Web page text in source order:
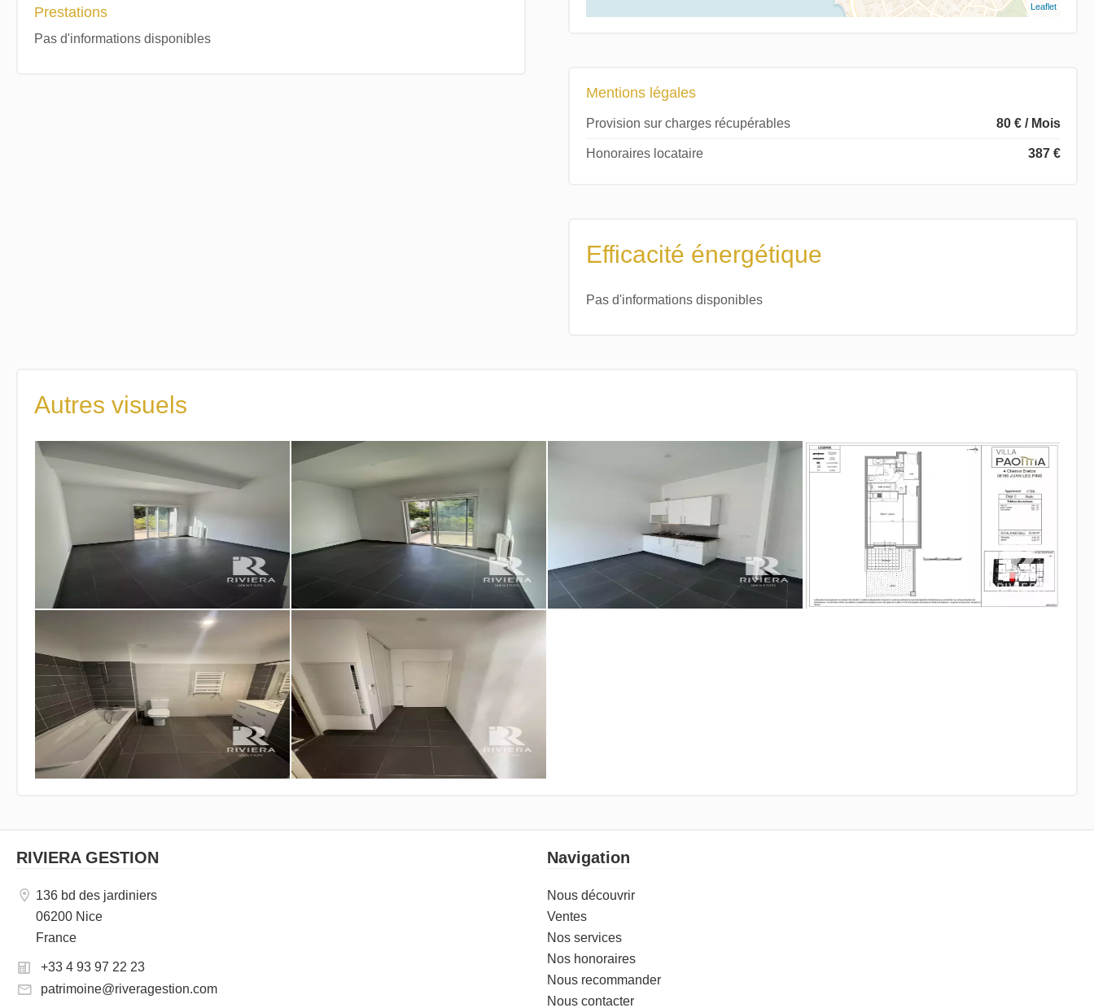
Prestations
Pas d'informations disponibles
Leaflet
Mentions légales
Provision sur charges récupérables 80 € / Mois
Honoraires locataire 387 €
Efficacité énergétique
Pas d'informations disponibles
Autres visuels
RIVIERA GESTION
136 bd des jardiniers
06200 Nice
France
+33 4 93 97 22 23
patrimoine@riveragestion.com
Navigation
Nous découvrir
Ventes
Nos services
Nos honoraires
Nous recommander
Nous contacter